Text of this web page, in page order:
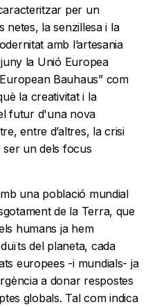
per un
netes, la senzillesa i la
amb l’artesania
la Unió Europea
Bauhaus” com
la creativitat i la
futur d'una nova
entre d’altres, la crisi
un dels focus
una població mundial
de la Terra, que
humans ja hem
del planeta, cada
europees -i mundials- ja
a donar respostes
globals. Tal com indica